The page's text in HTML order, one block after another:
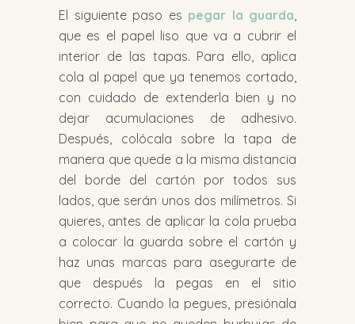
El siguiente paso es pegar la guarda,
que es el papel liso que va a cubrir el
interior de las tapas. Para ello, aplica
cola al papel que ya tenemos cortado,
con cuidado de extenderla bien y no
dejar acumulaciones de adhesivo.
Después, colócala sobre la tapa de
manera que quede a la misma distancia
del borde del cartón por todos sus
lados, que serán unos dos milímetros. Si
quieres, antes de aplicar la cola prueba
a colocar la guarda sobre el cartón y
haz unas marcas para asegurarte de
que después la pegas en el sitio
correcto. Cuando la pegues, presiónala